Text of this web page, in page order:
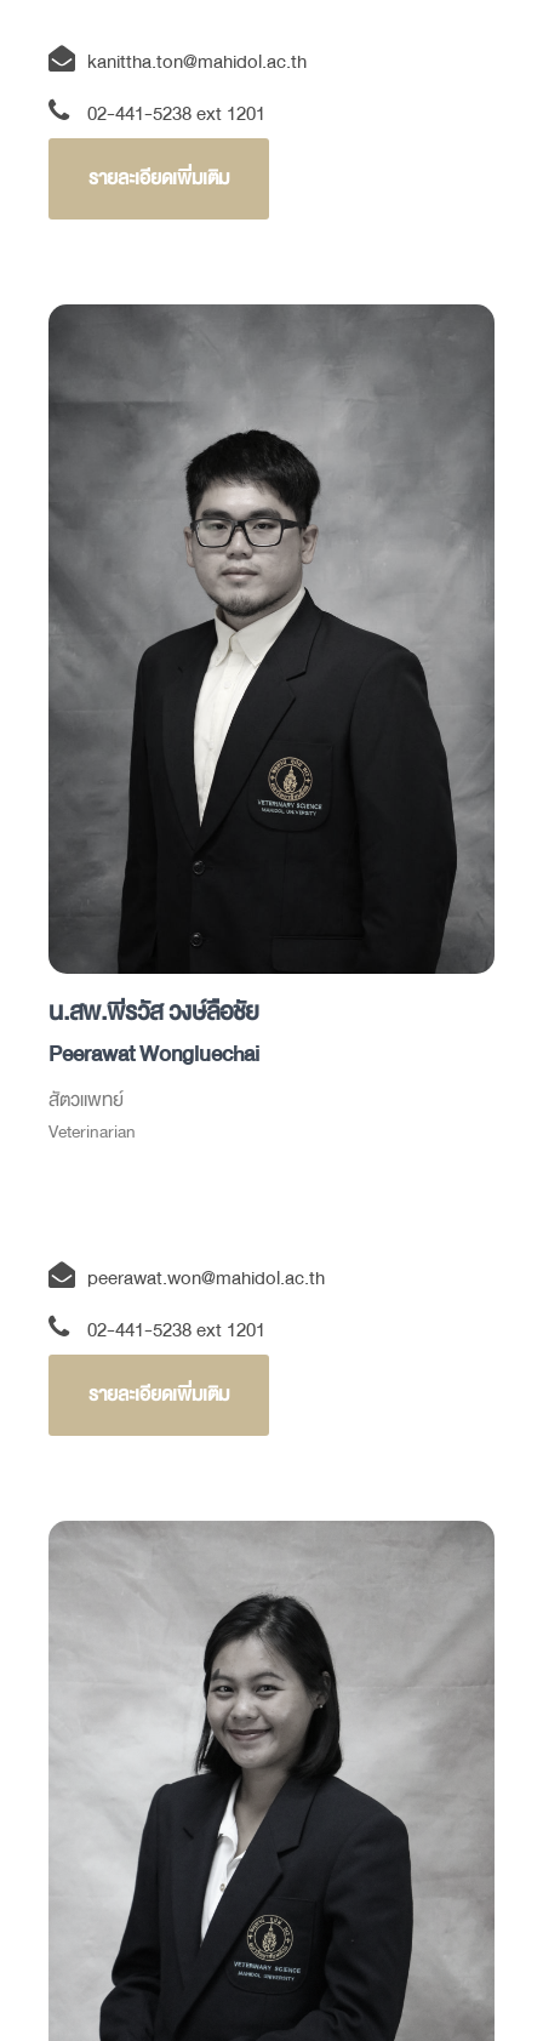
kanittha.ton@mahidol.ac.th
02-441-5238 ext 1201
รายละเอียดเพิ่มเติม
น.สพ.พีรวัส วงษ์ลือชัย
Peerawat Wongluechai
สัตวแพทย์
Veterinarian
peerawat.won@mahidol.ac.th
02-441-5238 ext 1201
รายละเอียดเพิ่มเติม